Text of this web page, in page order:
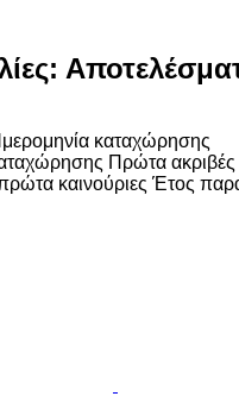
καταχώρησης
Πρώτα ακριβές
καινούριες Έτος